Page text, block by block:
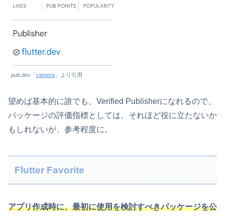
pub.dev「camera 」より引用
望めば基本的に誰でも、Verified Publisherになれるので、
パッケージの評価指標としては、それほど役に立たないか
もしれないが、参考程度に。
Flutter Favorite
アプリ作成時に、最初に使用を検討すべきパッケージを公